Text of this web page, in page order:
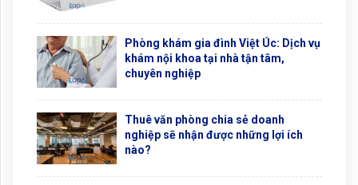
Phòng khám gia đình Việt Úc: Dịch vụ
khám nội khoa tại nhà tận tâm,
chuyên nghiệp
Thuê văn phòng chia sẻ doanh
nghiệp sẽ nhận được những lợi ích
nào?